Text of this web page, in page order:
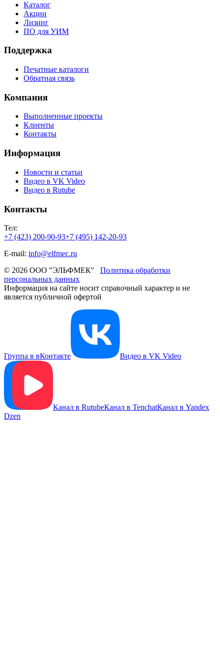
Каталог
Акции
Лизинг
ПО для УИМ
Поддержка
Печатные каталоги
Обратная связь
Компания
Выполненные проекты
Клиенты
Контакты
Информация
Новости и статьи
Видео в VK Video
Видео в Rutube
Контакты
Тел:
+7 (423) 200-90-93+7 (495) 142-20-93
E-mail: info@elfmec.ru
© 2026 ООО "ЭЛЬФМЕК" Политика обработки
персональных данных
Информация на сайте носит справочный характер и не
является публичной офертой
Группа в вКонтакте Видео в VK Video
Канал в RutubeКанал в TenchatКанал в Yandex
Dzen